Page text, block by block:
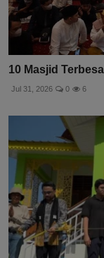
10 Masjid
Jul 31, 2026 0 6